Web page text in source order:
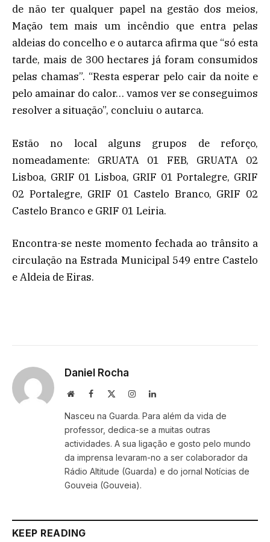
de não ter qualquer papel na gestão dos meios,
Mação tem mais um incêndio que entra pelas
aldeias do concelho e o autarca afirma que “só esta
tarde, mais de 300 hectares já foram consumidos
pelas chamas”. “Resta esperar pelo cair da noite e
pelo amainar do calor… vamos ver se conseguimos
resolver a situação”, concluiu o autarca.
Estão no local alguns grupos de reforço,
nomeadamente: GRUATA 01 FEB, GRUATA 02
Lisboa, GRIF 01 Lisboa, GRIF 01 Portalegre, GRIF
02 Portalegre, GRIF 01 Castelo Branco, GRIF 02
Castelo Branco e GRIF 01 Leiria.
Encontra-se neste momento fechada ao trânsito a
circulação na Estrada Municipal 549 entre Castelo
e Aldeia de Eiras.
Daniel Rocha
WebsiteFacebook InstagramLinkedIn
Nasceu na Guarda. Para além da vida de
professor, dedica-se a muitas outras
actividades. A sua ligação e gosto pelo mundo
da imprensa levaram-no a ser colaborador da
Rádio Altitude (Guarda) e do jornal Notícias de
Gouveia (Gouveia).
KEEP READING